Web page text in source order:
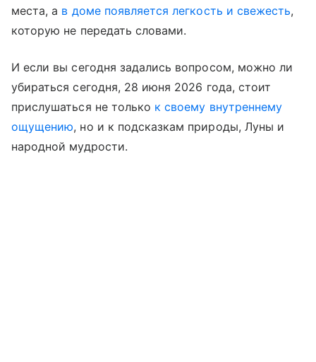
места, а в доме появляется легкость и свежесть,
которую не передать словами.
И если вы сегодня задались вопросом, можно ли
убираться сегодня, 28 июня 2026 года, стоит
прислушаться не только к своему внутреннему
ощущению, но и к подсказкам природы, Луны и
народной мудрости.